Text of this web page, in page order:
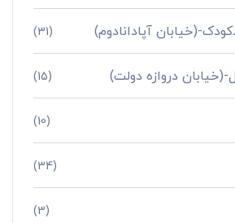
(خیابان آپادانادوم) (31)
(خیابان دروازه دولت) (15)
(10)
(34)
(3)